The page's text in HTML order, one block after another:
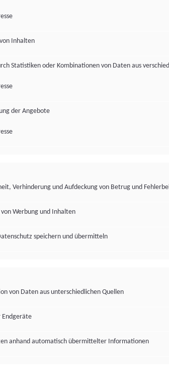
Inhalten
Statistiken oder Kombinationen von Daten aus
der Angebote
Verhinderung und Aufdeckung von Betrug und
Werbung und Inhalten
speichern und übermitteln
von Daten aus unterschiedlichen Quellen
Endgeräte
anhand automatisch übermittelter Informationen